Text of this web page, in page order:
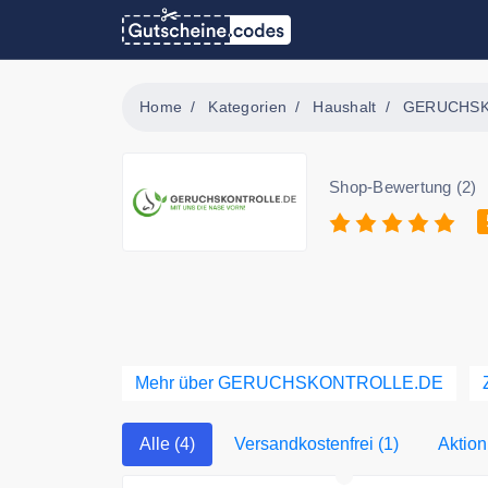
Home Kategorien Haushalt
Shop-Bewertung (2)
Mehr über GERUCHSKONTROLLE.DE
Alle (4) Versandkostenfrei (1)